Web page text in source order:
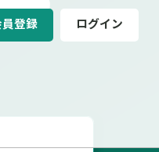
登録 ログイン